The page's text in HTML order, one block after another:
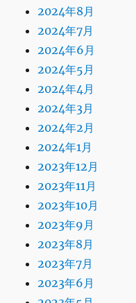
2024年8月
2024年7月
2024年6月
2024年5月
2024年4月
2024年3月
2024年2月
2024年1月
2023年12月
2023年11月
2023年10月
2023年9月
2023年8月
2023年7月
2023年6月